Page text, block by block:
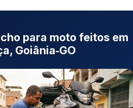
para moto feitos em
Goiânia‑GO